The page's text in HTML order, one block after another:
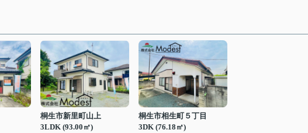
桐生市新里町山上
3LDK (93.00㎡)
桐生市相生町５丁目
3DK (76.18㎡)